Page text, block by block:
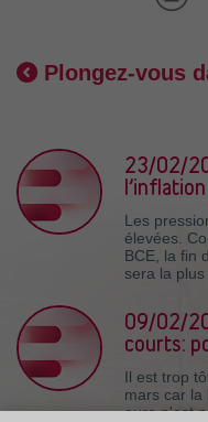
Plongez-vous
23/02/
Les
élevées.
BCE, la fin
sera la plus
09/02/
courts:
Il est trop
mars car la
euro n'est